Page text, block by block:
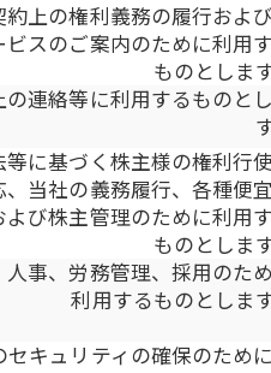
約上の権利義務の履行およ
ビスのご案内のために利用
ものとしま
の連絡等に利用するものと
等に基づく株主様の権利行
、当社の義務履行、各種便
よび株主管理のために利用
ものとしま
人事、労務管理、採用のた
利用するものとしま
セキュリティの確保のため